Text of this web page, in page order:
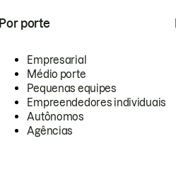
Por porte
Empresarial
Médio porte
Pequenas equipes
Empreendedores individuais
Autônomos
Agências